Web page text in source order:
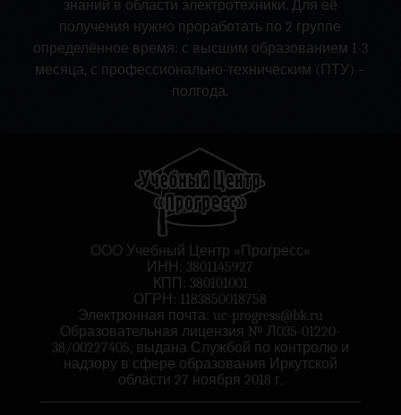
знаний в области электротехники. Для её
получения нужно проработать по 2 группе
определённое время: с высшим образованием 1-3
месяца, с профессионально-техническим (ПТУ) –
полгода.
ООО Учебный Центр «Прогресс»
ИНН: 3801145927
КПП: 380101001
ОГРН: 1183850018758
Электронная почта: uc-progress@bk.ru
Образовательная лицензия № Л035-01220-
38/00227405, выдана Службой по контролю и
надзору в сфере образования Иркутской
области 27 ноября 2018 г.